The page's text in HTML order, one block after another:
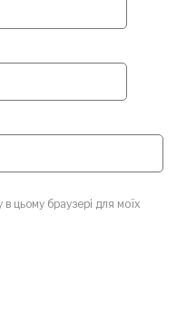
цьому браузері для моїх